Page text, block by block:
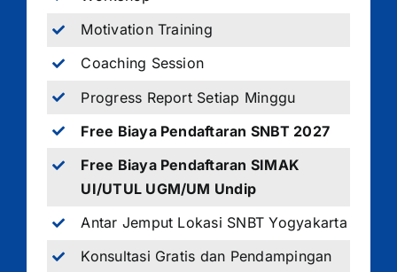
Motivation Training
Coaching Session
Progress Report Setiap Minggu
Free Biaya Pendaftaran SNBT 2027
Free Biaya Pendaftaran SIMAK
UI/UTUL UGM/UM Undip
Antar Jemput Lokasi SNBT Yogyakarta
Konsultasi Gratis dan Pendampingan